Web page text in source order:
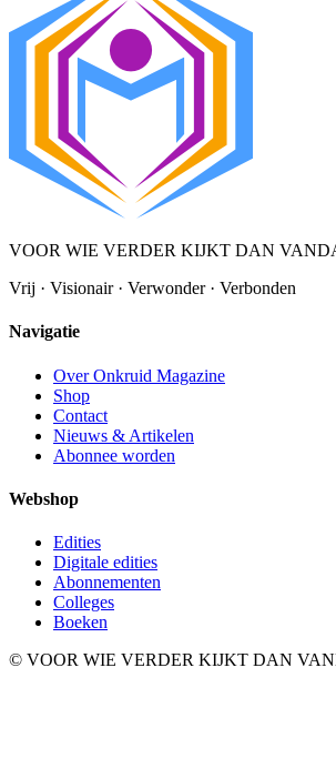
VOOR WIE VERDER KIJKT DAN
Vrij · Visionair · Verwonder · Verbonden
Navigatie
Over Onkruid Magazine
Shop
Contact
Nieuws & Artikelen
Abonnee worden
Webshop
Edities
Digitale edities
Abonnementen
Colleges
Boeken
© VOOR WIE VERDER KIJKT DAN